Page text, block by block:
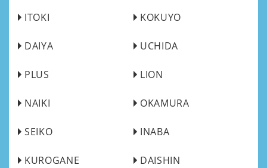
ITOKI KOKUYO
DAIYA UCHIDA
PLUS LION
NAIKI OKAMURA
SEIKO INABA
KUROGANE DAISHIN